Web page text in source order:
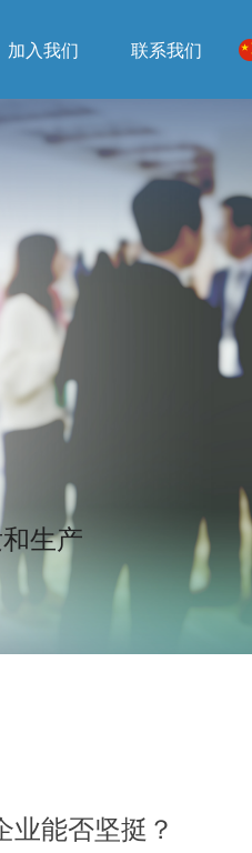
加入我们 联系我们
业能否坚挺？
生产